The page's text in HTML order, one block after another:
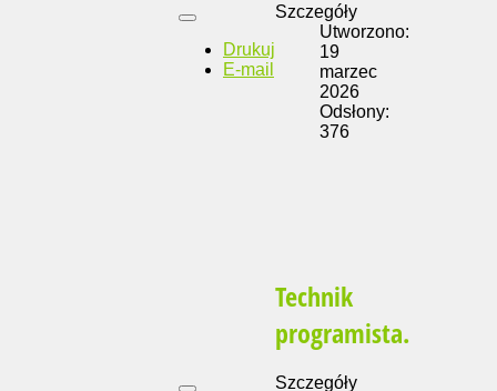
Drukuj
E-mail
Szczegóły
Utworzono:
19
marzec
2026
Odsłony:
376
Technik
programista.
Szczegóły